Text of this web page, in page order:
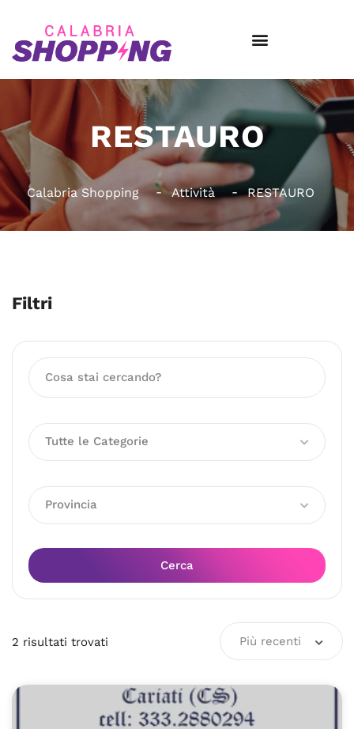
RESTAURO
Calabria Shopping Attività RESTAURO
Filtri
Tutte le Categorie
Provincia
Cerca
2 risultati trovati Più recenti